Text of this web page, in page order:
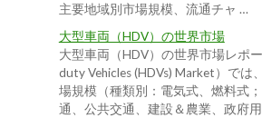
主要地域別市場規模、流通チャ …
大型車両（HDV）の世界市場
大型車両（HDV）の世界市場レポ
duty Vehicles (HDVs) Market）では
場規模（種類別：電気式、燃料式
通、公共交通、建設＆農業、政府